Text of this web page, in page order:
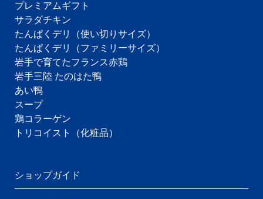
プレミアムギフト
サラダチキン
たんぱくデリ（使い切りサイズ）
たんぱくデリ（ファミリーサイズ）
岩手で育てたフランス赤鶏
岩手三陸 たのはた鴨
あい鴨
スープ
鶏コラーゲン
トリコイスト（化粧品）
ショップガイド